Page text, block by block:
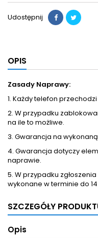
Udostępnij
OPIS
Zasady Naprawy:
1. Każdy telefon
2. W przypadku
na ile to możliwe.
3. Gwarancja na
4. Gwarancja dotyczy
naprawie.
5. W przypadku
wykonane w terminie do
SZCZEGÓŁY
Opis